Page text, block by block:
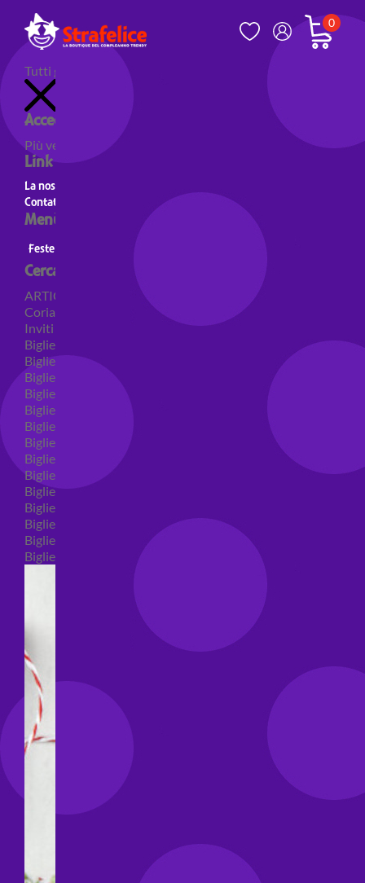
0
Tutti gli articoli
Accedi al tuo account
Più venduti Nuovi prodotti
Link utili
La nostra storia
Contatti
Menù principale
Feste a Tema Feste a tema Colori
Cerca per categoria
ARTICOLI PER FESTE
Coriandoli e sparacoriandoli
Inviti
Biglietti di auguri
Biglietti auguri pensione
Biglietti auguri compleanno
Biglietti auguri amore
Biglietti auguri nascita
Biglietti auguri primo compleanno
Biglietti auguri battesimo
Biglietti auguri per prima comunione
Biglietti auguri cresima
Biglietti auguri matrimonio
Biglietti auguri anniversario matrimonio
Biglietti auguri Natale
Biglietti auguri laurea
Biglietti auguri generici